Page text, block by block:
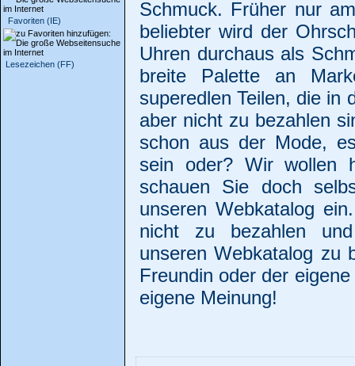
Favoriten (IE)
Lesezeichen (FF)
Schmuck. Früher nur
beliebter wird der
Uhren durchaus als
breite Palette an
superedlen Teilen, die in
aber nicht zu bezahlen
schon aus der Mode,
sein oder? Wir wollen
schauen Sie doch
unseren Webkatalog
nicht zu bezahlen
unseren Webkatalog zu
Freundin oder der
eigene Meinung!